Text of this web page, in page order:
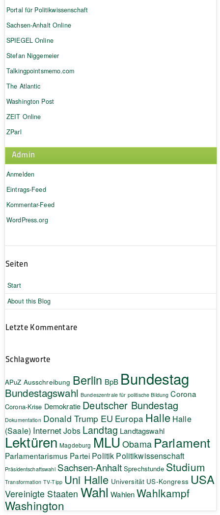
Portal für Politikwissenschaft
Sachsen-Anhalt Online
SPIEGEL Online
Stefan Niggemeier
Talkingpointsmemo.com
The Atlantic
Washington Post
ZEIT Online
ZParl
Admin
Anmelden
Eintrags-Feed
Kommentar-Feed
WordPress.org
Seiten
Start
About this Blog
Letzte Kommentare
Schlagworte
APuZ Ausschreibung Berlin BpB Bundestag
Bundestagswahl Bundeszentrale für politische Bildung Corona
Corona-Krise Demokratie Deutscher Bundestag
Dokumentation Donald Trump EU Europa Halle Halle
(Saale) InternetJobs Landtag Landtagswahl
Lektüren Magdeburg MLU Obama Parlament
Parlamentarismus Partei Politik Politikwissenschaft
Präsidentschaftswahl Sachsen-Anhalt Sprechstunde Studium
Transformation TV-Tipp Uni Halle Universität US-Kongress USA
Vereinigte Staaten Wahl Wahlen Wahlkampf
Washington